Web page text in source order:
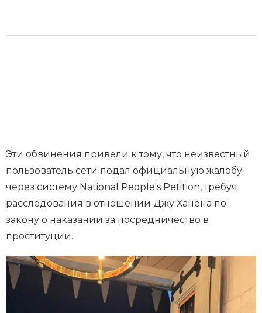
Эти обвинения привели к тому, что неизвестный
пользователь сети подал официальную жалобу
через систему National People's Petition, требуя
расследования в отношении Джу Ханёна по
закону о наказании за посредничество в
проституции.